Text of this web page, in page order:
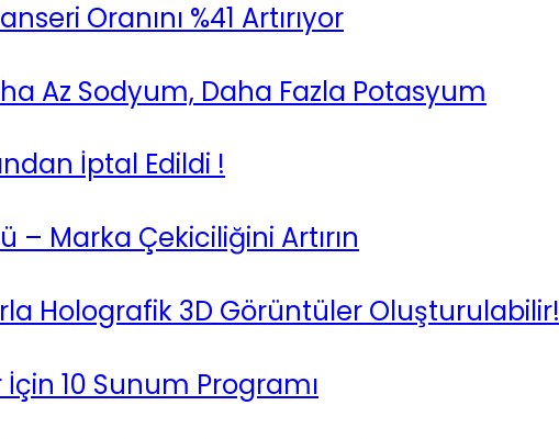
Oranını %41 Artırıyor
Az Sodyum, Daha Fazla Potasyum
İptal Edildi !
– Marka Çekiciliğini Artırın
Holografik 3D Görüntüler Oluşturulabilir!
10 Sunum Programı